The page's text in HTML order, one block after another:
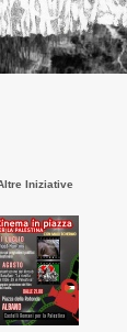
Iniziative